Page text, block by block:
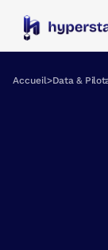
Accueil>Data &